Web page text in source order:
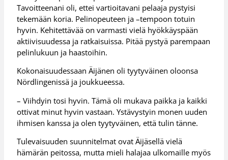
Tavoitteenani oli, ettei vartioitavani pelaaja pystyisi
tekemään koria. Pelinopeuteen ja –tempoon totuin
hyvin. Kehitettävää on varmasti vielä hyökkäyspään
aktiivisuudessa ja ratkaisuissa. Pitää pystyä parempaan
pelinlukuun ja haastoihin.
Kokonaisuudessaan Äijänen oli tyytyväinen oloonsa
Nördlingenissä ja joukkueessa.
– Viihdyin tosi hyvin. Tämä oli mukava paikka ja kaikki
ottivat minut hyvin vastaan. Ystävystyin monen uuden
ihmisen kanssa ja olen tyytyväinen, että tulin tänne.
Tulevaisuuden suunnitelmat ovat Äijäsellä vielä
hämärän peitossa, mutta mieli halajaa ulkomaille myös